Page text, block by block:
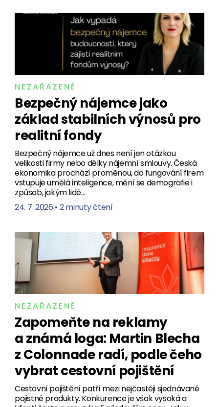
NEZAŘAZENÉ
Bezpečný nájemce jako
základ stabilních výnosů pro
realitní fondy
Bezpečný nájemce už dnes není jen otázkou
velikosti firmy nebo délky nájemní smlouvy. Česká
ekonomika prochází proměnou, do fungování firem
vstupuje umělá inteligence, mění se demografie i
způsob, jakým lidé…
24. 7. 2026 • 2 minuty čtení
NEZAŘAZENÉ
Zapomeňte na reklamy
a známá loga: Martin Blecha
z Colonnade radí, podle čeho
vybrat cestovní pojištění
Cestovní pojištění patří mezi nejčastěji sjednávané
pojistné produkty. Konkurence je však vysoká a